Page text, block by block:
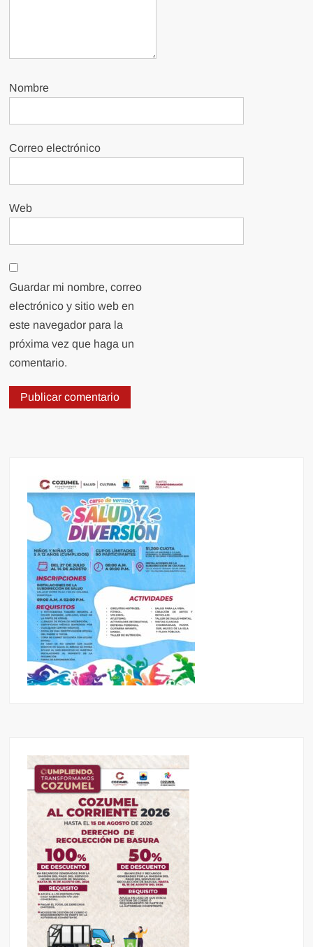
Nombre
Correo electrónico
Web
Guardar mi nombre, correo
electrónico y sitio web en
este navegador para la
próxima vez que haga un
comentario.